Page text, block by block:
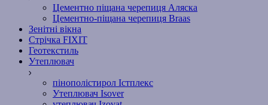
Цементно піщана черепиця Аляска
Цементно-піщана черепиця Braas
Зенітні вікна
Стрічка FIXIT
Геотекстиль
Утеплювач
пінополістирол Істплекс
Утеплювач Isover